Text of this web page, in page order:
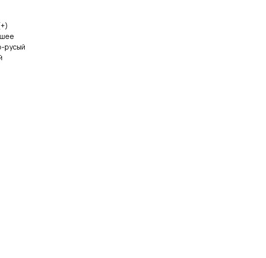
русый